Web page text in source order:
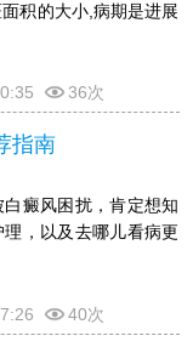
积的大小,病期是进展
36次
指南
癜风困扰，肯定想知
，以及去哪儿看病更
40次